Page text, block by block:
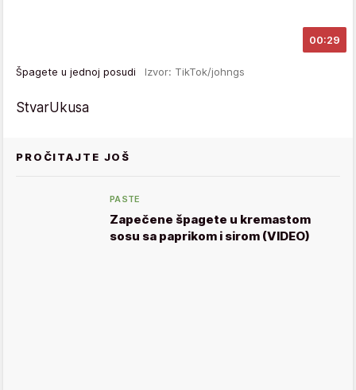
00:29
Špagete u jednoj posudi Izvor: TikTok/johngs
StvarUkusa
PROČITAJTE JOŠ
PASTE
Zapečene špagete u kremastom
sosu sa paprikom i sirom (VIDEO)